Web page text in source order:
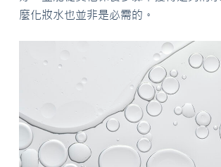
麼化妝水也並非是必需的。